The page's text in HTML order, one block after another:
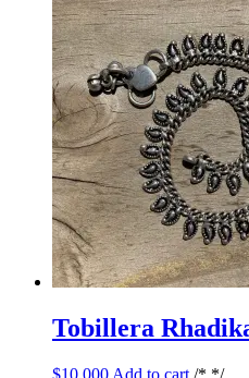
Tobillera
$10,000 Add to cart /* */